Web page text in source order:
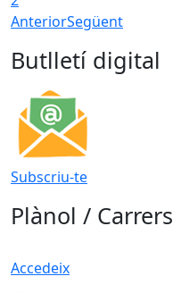
AnteriorSegüent
Butlletí digital
Subscriu-te
Plànol / Carrers
Accedeix